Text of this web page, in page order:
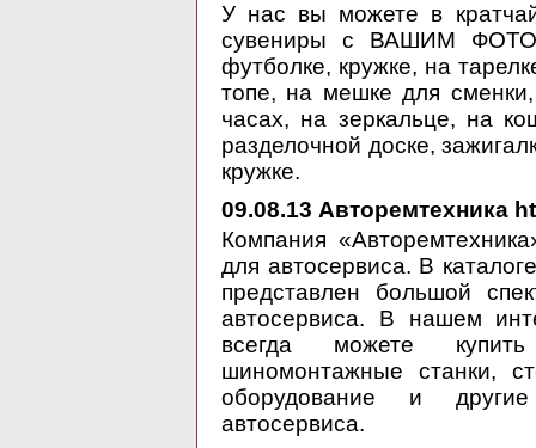
У нас вы можете в
сувениры с ВАШИМ ФОТО
футболке, кружке, на
топе, на мешке для
часах, на зеркальце, на
разделочной доске,
кружке.
09.08.13 Авторемтехника
Компания
для автосервиса. В
представлен большой
автосервиса. В нашем
всегда можете
шиномонтажные станки,
оборудование и
автосервиса.